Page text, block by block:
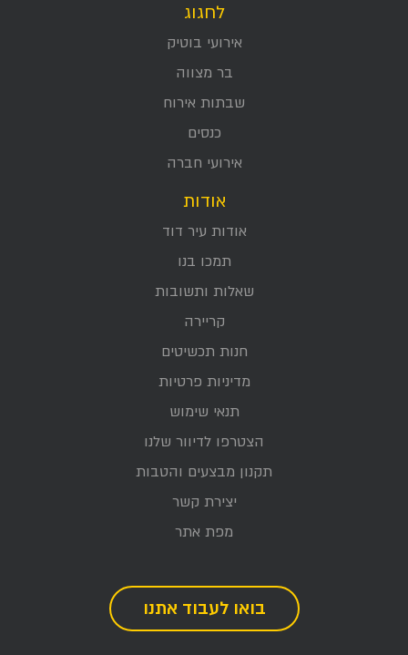
לחגוג
אירועי בוטיק
בר מצווה
שבתות אירוח
כנסים
אירועי חברה
אודות
אודות עיר דוד
תמכו בנו
שאלות ותשובות
קריירה
חנות תכשיטים
מדיניות פרטיות
תנאי שימוש
הצטרפו לדיוור שלנו
תקנון מבצעים והטבות
יצירת קשר
מפת אתר
בואו לעבוד אתנו